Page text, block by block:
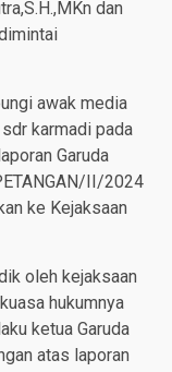
dan
awak media
karmadi pada
Garuda
II/2024
ke Kejaksaan
oleh kejaksaan
hukumnya
ketua Garuda
atas laporan